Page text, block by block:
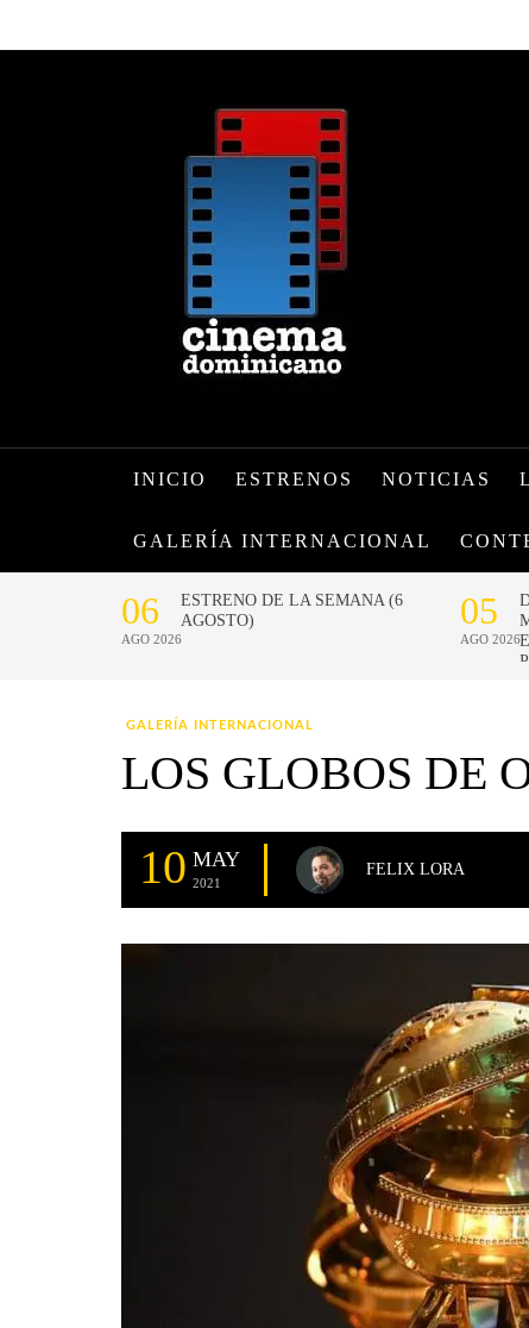
INICIO ESTRENOS NOTICIAS
GALERÍA INTERNACIONAL
GALERÍA INTERNACIONAL
LOS GLOBOS DE
10 MAY
2021
FELIX LORA